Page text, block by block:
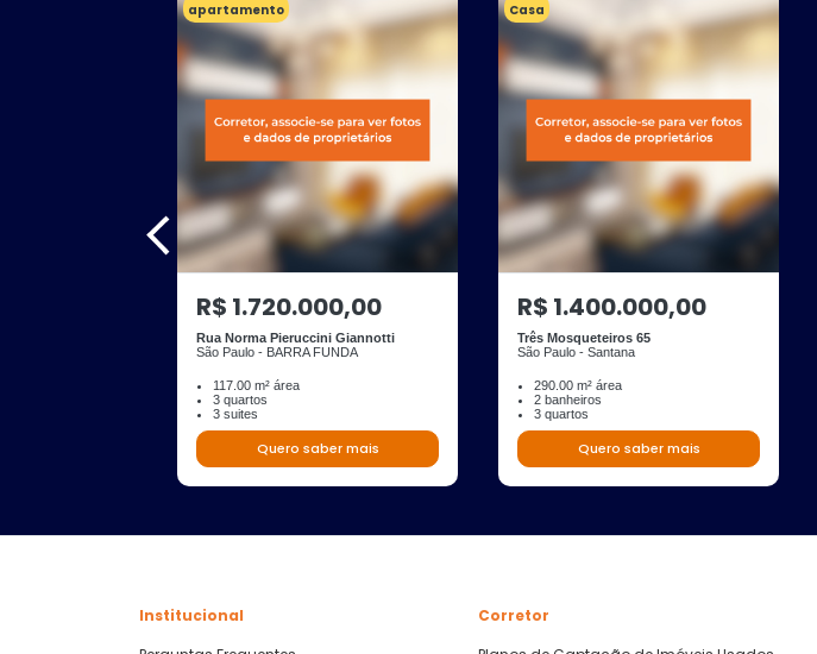
apartamento
R$ 1.720.000,00
Rua Norma Pieruccini Giannotti
São Paulo - BARRA FUNDA
117.00 m² área
3 quartos
3 suites
Quero saber mais
Casa
R$ 1.400.000,00
Três Mosqueteiros 65
São Paulo - Santana
290.00 m² área
2 banheiros
3 quartos
Quero saber mais
Institucional
Corretor